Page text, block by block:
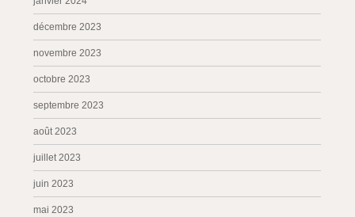
décembre 2023
novembre 2023
octobre 2023
septembre 2023
août 2023
juillet 2023
juin 2023
mai 2023